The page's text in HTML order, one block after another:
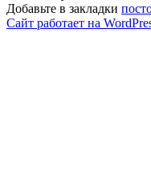
Добавьте в закладки
Сайт работает на